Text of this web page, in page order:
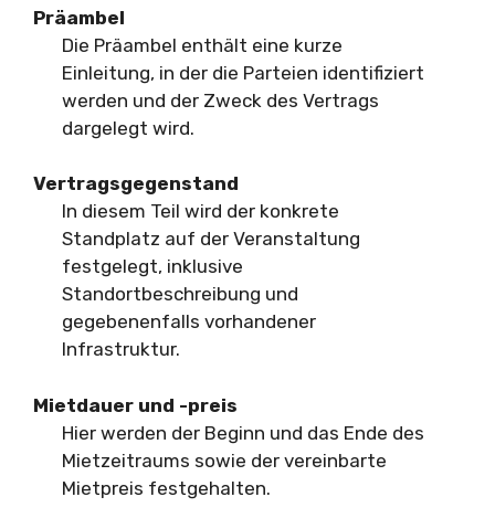
Präambel
Die Präambel enthält eine kurze
Einleitung, in der die Parteien identifiziert
werden und der Zweck des Vertrags
dargelegt wird.
Vertragsgegenstand
In diesem Teil wird der konkrete
Standplatz auf der Veranstaltung
festgelegt, inklusive
Standortbeschreibung und
gegebenenfalls vorhandener
Infrastruktur.
Mietdauer und -preis
Hier werden der Beginn und das Ende des
Mietzeitraums sowie der vereinbarte
Mietpreis festgehalten.